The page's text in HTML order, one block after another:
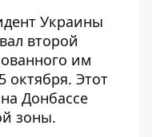
Украины
второй
им
октября. Этот
Донбассе
зоны.